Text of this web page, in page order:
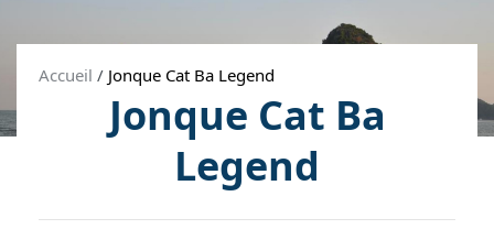
Accueil / Jonque Cat Ba Legend
Jonque Cat Ba
Legend